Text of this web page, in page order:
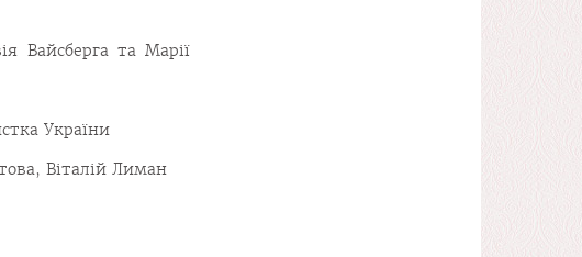
Вайсберга та Марії
України
Віталій Лиман